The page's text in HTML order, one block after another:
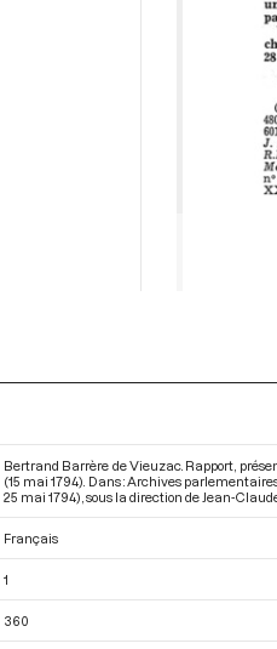
Bertrand Barrère de Vieuzac. Rapport,
(15 mai 1794). Dans : Archives
25 mai 1794) , sous la direction de Jean-
Français
1
360